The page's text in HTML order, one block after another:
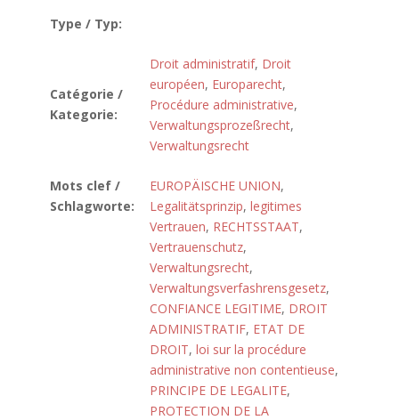
Type / Typ:
Catégorie /
Kategorie:
Droit administratif, Droit
européen, Europarecht,
Procédure administrative,
Verwaltungsprozeßrecht,
Verwaltungsrecht
Mots clef /
Schlagworte:
EUROPÄISCHE UNION,
Legalitätsprinzip, legitimes
Vertrauen, RECHTSSTAAT,
Vertrauenschutz,
Verwaltungsrecht,
Verwaltungsverfashrensgesetz,
CONFIANCE LEGITIME, DROIT
ADMINISTRATIF, ETAT DE
DROIT, loi sur la procédure
administrative non contentieuse,
PRINCIPE DE LEGALITE,
PROTECTION DE LA